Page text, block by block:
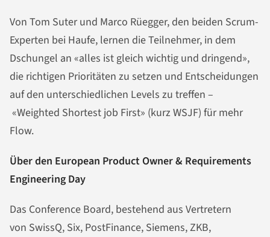
Von Tom Suter und Marco Rüegger, den beiden Scrum-
Experten bei Haufe, lernen die Teilnehmer, in dem
Dschungel an «alles ist gleich wichtig und dringend»,
die richtigen Prioritäten zu setzen und Entscheidungen
auf den unterschiedlichen Levels zu treffen –
«Weighted Shortest job First» (kurz WSJF) für mehr
Flow.
Über den European Product Owner & Requirements
Engineering Day
Das Conference Board, bestehend aus Vertretern
von SwissQ, Six, PostFinance, Siemens, ZKB,